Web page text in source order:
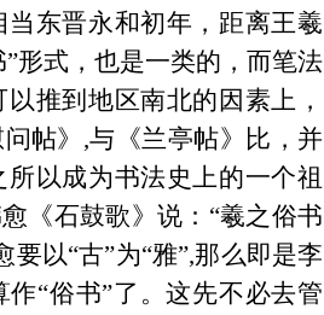
东晋永和初年，距离王羲
”形式，也是一类的，而笔法
推到地区南北的因素上，
帖》,与《兰亭帖》比，并
以成为书法史上的一个祖
《石鼓歌》说： “羲之俗书
要以“古”为“雅”,那么即是李
作“俗书”了。这先不必去管